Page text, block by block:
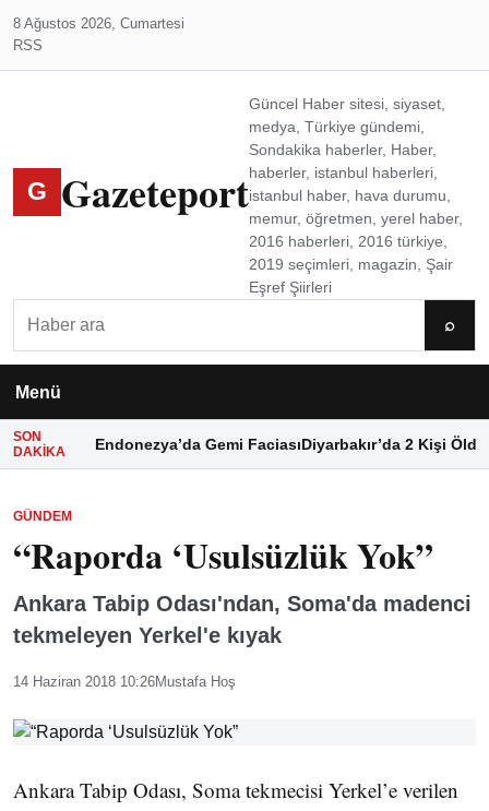
8 Ağustos 2026, Cumartesi
RSS
G Gazeteport
Güncel Haber sitesi, siyaset,
medya, Türkiye gündemi,
Sondakika haberler, Haber,
haberler, istanbul haberleri,
istanbul haber, hava durumu,
memur, öğretmen, yerel haber,
2016 haberleri, 2016 türkiye,
2019 seçimleri, magazin, Şair
Eşref Şiirleri
⌕
Menü
SON
DAKIKA
Endonezya’da Gemi FaciasıDiyarbakır’da 2 Kişi Öldü
GÜNDEM
“Raporda ‘Usulsüzlük Yok”
Ankara Tabip Odası'ndan, Soma'da madenci
tekmeleyen Yerkel'e kıyak
14 Haziran 2018 10:26Mustafa Hoş
Ankara Tabip Odası, Soma tekmecisi Yerkel’e verilen